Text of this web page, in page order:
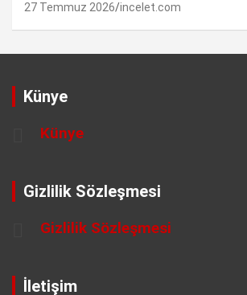
27 Temmuz 2026 incelet.com
Künye
Künye
Gizlilik Sözleşmesi
Gizlilik Sözleşmesi
İletişim